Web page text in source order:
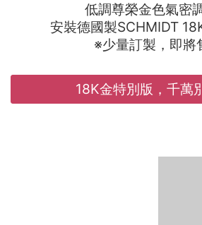
低調尊榮金色氣密
安裝德國製SCHMIDT
※少量訂製，即將
18K金特別版，千萬